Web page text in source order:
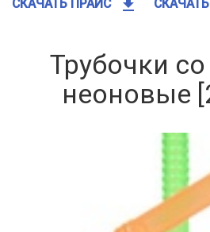
СКАЧАТЬ ПРАЙС get_app
Трубочки
неоновые